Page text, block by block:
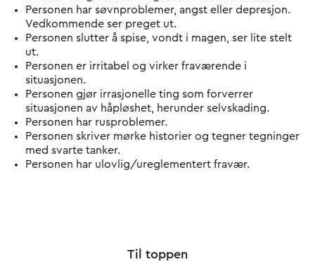
Personen har søvnproblemer, angst eller depresjon.
Vedkommende ser preget ut.
Personen slutter å spise, vondt i magen, ser lite stelt
ut.
Personen er irritabel og virker fraværende i
situasjonen.
Personen gjør irrasjonelle ting som forverrer
situasjonen av håpløshet, herunder selvskading.
Personen har rusproblemer.
Personen skriver mørke historier og tegner tegninger
med svarte tanker.
Personen har ulovlig/ureglementert fravær.
Til toppen